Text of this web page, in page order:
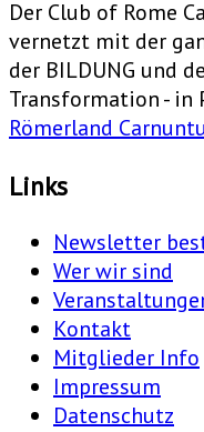
Der Club of Rome
vernetzt mit der
der BILDUNG und
Transformation -
Römerland
Links
Newsletter
Wer wir sind
Kontakt
Mitglieder Info
Impressum
Datenschutz